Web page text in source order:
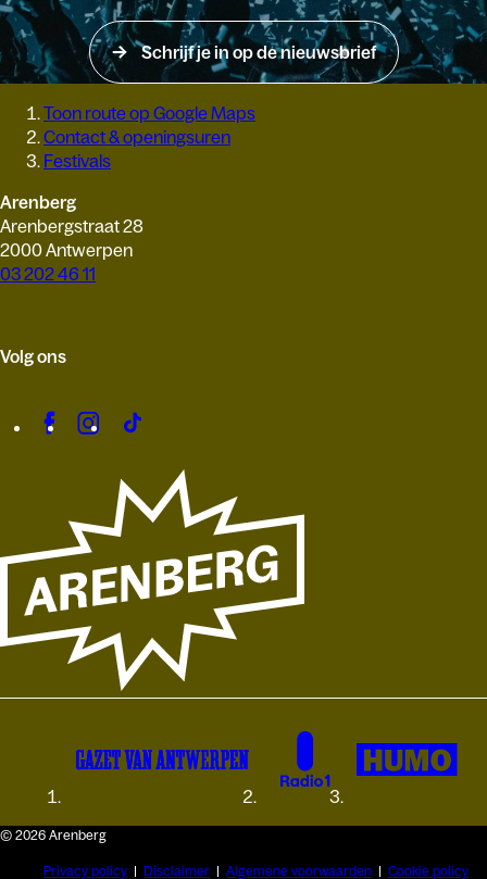
Schrijf je in op de nieuwsbrief
Toon route op Google Maps
Contact & openingsuren
Festivals
Arenberg
Arenbergstraat 28
2000 Antwerpen
03 202 46 11
Volg ons
© 2026 Arenberg
Privacy policy Disclaimer Algemene voorwaarden Cookie policy